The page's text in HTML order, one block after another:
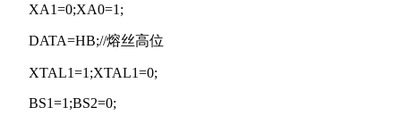
XA1=0;XA0=1;
DATA=HB;//熔丝高位
XTAL1=1;XTAL1=0;
BS1=1;BS2=0;